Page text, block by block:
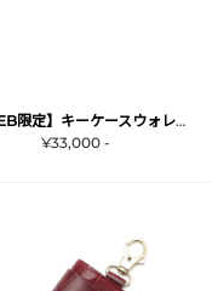
【WEB限定】キーケースウォレット
¥33,000 -